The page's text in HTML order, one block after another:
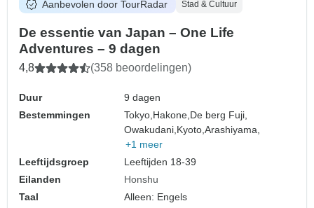
Aanbevolen door TourRadar Stad & Cultuur
De essentie van Japan – One Life
Adventures – 9 dagen
4,8 (358 beoordelingen)
Duur
9 dagen
Bestemmingen
Tokyo, Hakone, De berg Fuji,
Owakudani, Kyoto,Arashiyama,
+1 meer
Leeftijdsgroep
Leeftijden 18-39
Eilanden
Honshu
Taal
Alleen: Engels